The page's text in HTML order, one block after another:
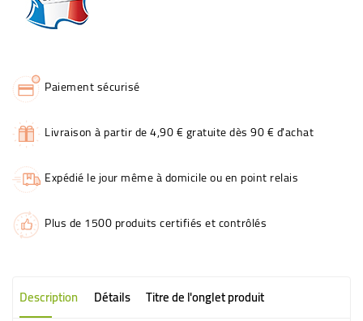
Paiement sécurisé
Livraison à partir de 4,90 € gratuite dès 90 € d'achat
Expédié le jour même à domicile ou en point relais
Plus de 1500 produits certifiés et contrôlés
Description Détails Titre de l'onglet produit